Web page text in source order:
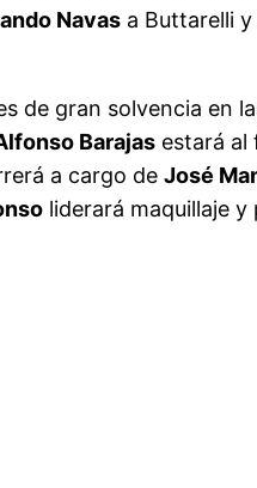
Navas a Buttarelli
de gran solvencia en
Barajas estará al
a cargo de José
liderará maquillaje y